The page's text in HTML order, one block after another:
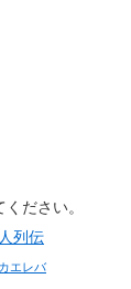
ださい。
列伝
カエレバ